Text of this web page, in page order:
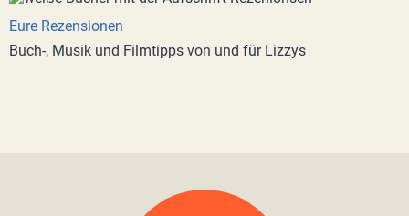
Eure Rezensionen
Buch-, Musik und Filmtipps von und für Lizzys